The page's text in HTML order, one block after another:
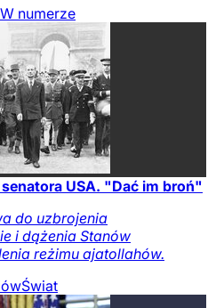
W numerze
USA. "Dać im broń"
do uzbrojenia
i dążenia Stanów
reżimu ajatollahów.
Świat